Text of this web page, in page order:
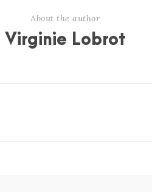
About the author
Virginie Lobrot